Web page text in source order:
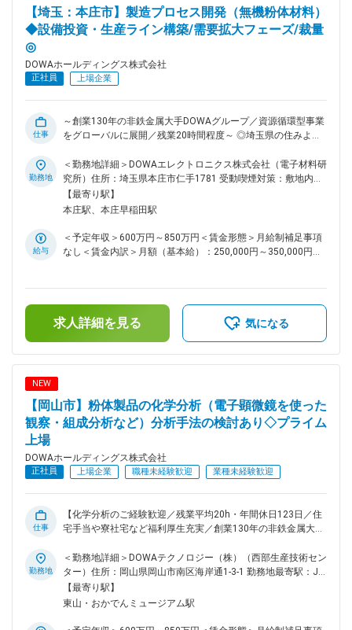
サポートします。 ■想定されるキャリアパス 設備開発や建設
の経験をもとに、将来的にはプロジェクトリーダーやマネジメ
ント職へとステップアップが可能です。 ■配属先について：
ジー株式会社への在籍出向となります。 【DOWAテクノロジ
ー株式会社について】 DOWAテクノロジーの各部門は、5つの
立案、実行しています。製造設備の開発・改善を担う「生産技
術部」、分析・品質改善を通じてCS(顧客満足)の向上を図る
「企画部」、これら3部門が一丸となって、“技術立社”に向け
た多様な活動を展開しており、DOWAグループの技術を根底か
【埼玉：本庄市】製造プロセス開発（無機粉体材料）
◆設備投資・生産ライン構築/需要拡大フェーズ/裁量
◎
DOWAホールディングス株式会社
正社員 上場企業
仕事
～創業130年の非鉄金属大手DOWAグループ／資源循環型事業
をグローバルに展開／残業20時間程度～ ◎埼玉県の住みよさ
ス良好(電車で約1時間20分) ◎借上げ社宅制度があり入社後の
住まいの充実したサポートあり。 ■業務内容： DOWAエレク
トロニクス電子材料研究所への在籍出向にて、機能材料、磁性
材料、導電性材料に関わる以下の業務をお任せ致します。
料の合成およびプロセスの開発 ・各種粉体開発におけるラボ
スケールでの試作検討 ・各種粉体開発におけるスケールアッ
石用磁性粉、軟磁材料、複合酸化物、導電性材料など、無機系
の機能性粉末材料の開発 【同社について】 同社は高付加価値
の世界トップシェア製品群を生産。半導体事業は素材部門では
Ga、In地金など、化合物部門ではガリウムヒ素基板を、オプ
料事業は太陽電池の電極に使用される銀粉、ボタン電池用の酸
池材料）などの磁性材料を扱っております。 ■同社の特徴・魅
力：1884年に非鉄金属の鉱山・製錬会社として創業しまし
た。そこで産出される「黒鉱」は金銀以外に不純物も多く製錬
収する技術を開発。この時鍛え上げた製錬技術を駆使し、電子
部品・携帯電話などの「都市鉱山」から貴金属を回収するリサ
しています。また取り出した金属に様々な加工を施す事で、高
付加価値材料の提供もしています。太陽電池向け表面電極用の
で世界トップクラスのシェア製品を実現していますDOWAグル
ープは、環境リサイクル、精錬、電子材料、金属加工、熱処理
等多岐にわたる製品・サービスを提供しています。 変更の範
囲：会社の定める業務
勤務地
＜勤務地詳細＞DOWAエレクトロニクス株式会社（電子材料研
究所）住所：埼玉県本庄市仁手1781 受動喫煙対策：敷地内全
面禁煙変更の範囲：会社の定める事業所（リモートワーク含
む）
【最寄り駅】
本庄駅、本庄早稲田駅
給与
＜予定年収＞600万円～850万円＜賃金形態＞月給制補足事項
なし＜賃金内訳＞月額（基本給）：250,000円～350,000円＜
る可能性があります。月給(月額)は固定手当を含めた表記で
す。
求人詳細を見る 気になる
NEW
【岡山市】粉体製品の化学分析（電子顕微鏡を使った
観察・組成分析など）分析手法の検討あり◇プライム
上場
DOWAホールディングス株式会社
正社員 上場企業 職種未経験歓迎 業種未経験歓迎
仕事
【化学分析のご経験歓迎／残業平均20h・年間休日123日／住
宅手当や寮社宅など福利厚生充実／創業130年の非鉄金属大手
品、開発品などの各種粉体の分析、化学分析をお任せ致しま
す。まずは現場業務を中心に業務上の管理から行っていただ
き、スキル・ご経験にもよりますが、徐々に管理業務をお任せ
します。 【具体的な業務内容】 ◇化学分析：原料・工程中間
おける最も主要な分野です。電子顕微鏡を使用した観察、組成
勤務地
＜勤務地詳細＞DOWAテクノロジー（株）（西部生産技術セン
ター）住所：岡山県岡山市南区海岸通1-3-1 勤務地最寄駅：JR
線／岡山駅受動喫煙対策：屋内全面禁煙変更の範囲：会社の定
める事業所
【最寄り駅】
東山・おかでんミュージアム駅